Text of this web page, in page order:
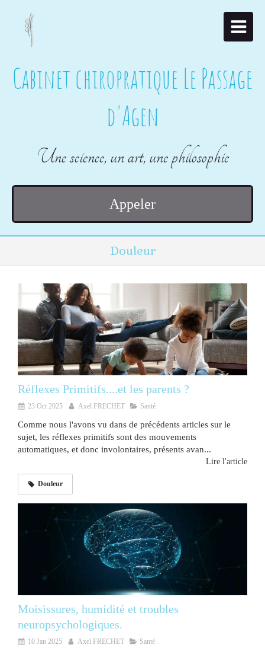
Cabinet chiropratique Le Passage
d'Agen
Une science, un art, une philosophie
Appeler
Douleur
Réflexes Primitifs....et les parents ?
23 Oct 2025 Axel FRECHET Santé
Comme nous l'avons vu dans de précédents articles sur le
sujet, les réflexes primitifs sont des mouvements
automatiques, et donc involontaires, présents avan...
Lire l'article
Douleur
Moisissures, humidité et troubles
neuropsychologiques.
10 Jan 2025 Axel FRECHET Santé